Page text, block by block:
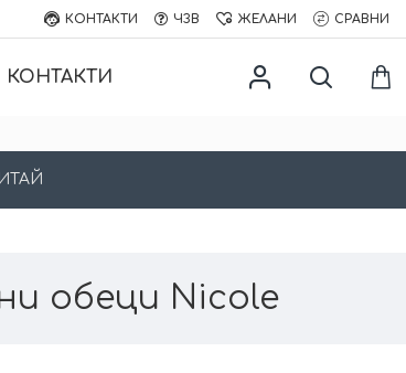
КОНТАКТИ ЧЗВ ЖЕЛАНИ СРАВНИ
КОНТАКТИ
обеци Nicole